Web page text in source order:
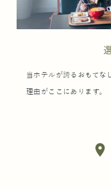
当ホテルが誇るおもてな
理由がここにあります。
location_on